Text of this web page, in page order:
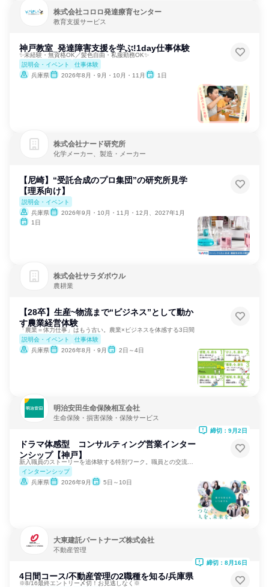
株式会社コロロ発達療育センター
教育支援サービス
神戸教室_発達障害支援を学ぶ!1day仕事体験
✨未経験・無資格OK／髪色自由・私服勤務OK✨
説明会・イベント
仕事体験
兵庫県
2026年8月・9月・10月・11月 1日
株式会社ナード研究所
化学メーカー、製造・メーカー
【尼崎】“受託合成のプロ集団”の研究所見学
【理系向け】
説明会・イベント
兵庫県
2026年9月・10月・11月・12月、2027年1月
1日
株式会社サラダボウル
農耕業
【28卒】生産~物流まで“ビジネス”として動か
す農業経営体験
「農業＝体力仕事」はもう古い。農業×ビジネスを体感する3日間
説明会・イベント
仕事体験
兵庫県
2026年8月・9月 2日～4日
明治安田生命保険相互会社
生命保険・損害保険・保険サービス
ドラマ体感型 コンサルティング営業インター
ンシップ【神戸】
インターンシップ
兵庫県
2026年9月 5日～10日
締切：9月2日
大東建託パートナーズ株式会社
不動産管理
4日間コース/不動産管理の2職種を知る/兵庫県
※8/16最終エントリー〆切！お見逃しなく※
締切：8月16日